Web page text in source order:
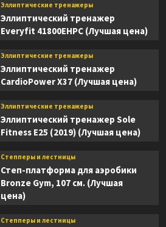
Эллиптические тренажеры
Эллиптический тренажер
Everyfit 41800EHPC (Лучшая цена)
Эллиптические тренажеры
Эллиптический тренажер
CardioPower X37 (Лучшая цена)
Эллиптические тренажеры
Эллиптический тренажер Sole
Fitness E25 (2019) (Лучшая цена)
Степперы и лестницы
Степ-платформа для аэробики
Bronze Gym, 107 см. (Лучшая
цена)
Степперы и лестницы